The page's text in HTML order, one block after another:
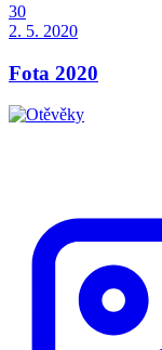
30
2. 5. 2020
Fota 2020